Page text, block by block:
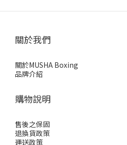
關於我們
關於MUSHA Boxing
品牌介紹
購物說明
售後之保固
退換貨政策
運送政策